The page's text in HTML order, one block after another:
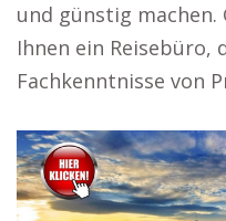
und günstig
Ihnen ein Reisebüro,
Fachkenntnisse von